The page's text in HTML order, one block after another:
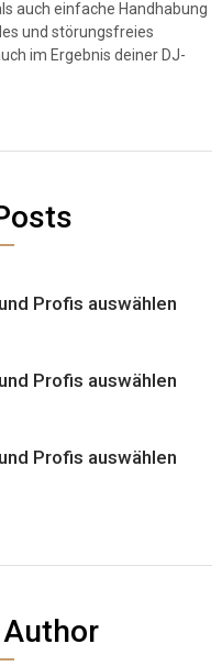
auch einfache Handhabung
und störungsfreies
im Ergebnis deiner DJ-
Profis auswählen
Profis auswählen
Profis auswählen